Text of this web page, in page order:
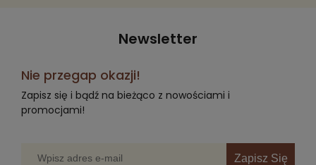
Newsletter
Nie przegap okazji!
Zapisz się i bądź na bieżąco z nowościami i
promocjami!
Zapisz Się